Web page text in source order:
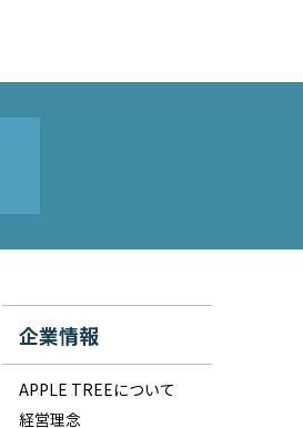
企業情報
APPLE TREEについて
経営理念